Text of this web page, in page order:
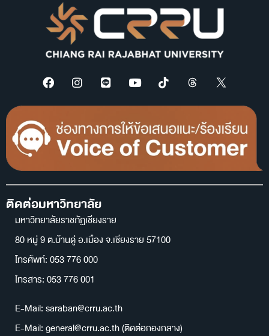
ติดต่อมหาวิทยาลัย
มหาวิทยาลัยราชภัฏเชียงราย
80 หมู่ 9 ต.บ้านดู่ อ.เมือง จ.เชียงราย 57100
โทรศัพท์: 053 776 000
โทรสาร: 053 776 001
E-Mail: saraban@crru.ac.th
E-Mail: general@crru.ac.th (ติดต่อกองกลาง)